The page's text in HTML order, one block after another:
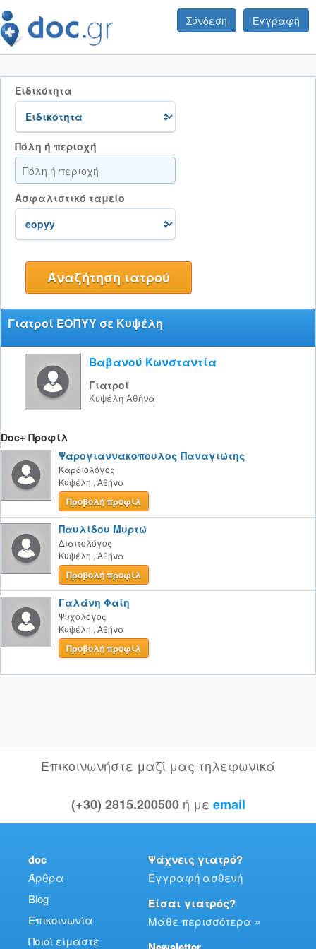
Σύνδεση Εγγραφή
Ειδικότητα
Πόλη ή περιοχή
Ασφαλιστικό ταμείο
Γιατροί ΕΟΠΥΥ σε Κυψέλη
Βαβανού Κωνσταντία
Γιατροί
Κυψέλη Αθήνα
Doc+ Προφίλ
Ψαρογιαννακοπουλος Παναγιώτης
Καρδιολόγος
Κυψέλη , Αθήνα
Προβολή προφίλ
Παυλίδου Μυρτώ
Διαιτολόγος
Κυψέλη , Αθήνα
Προβολή προφίλ
Γαλάνη Φαίη
Ψυχολόγος
Κυψέλη , Αθήνα
Προβολή προφίλ
Επικοινωνήστε μαζί μας τηλεφωνικά
(+30) 2815.200500 ή με email
doc
Άρθρα
Blog
Επικοινωνία
Ποιοί είμαστε
Ψάχνεις γιατρό?
Εγγραφή ασθενή
Είσαι γιατρός?
Μάθε περισσότερα »